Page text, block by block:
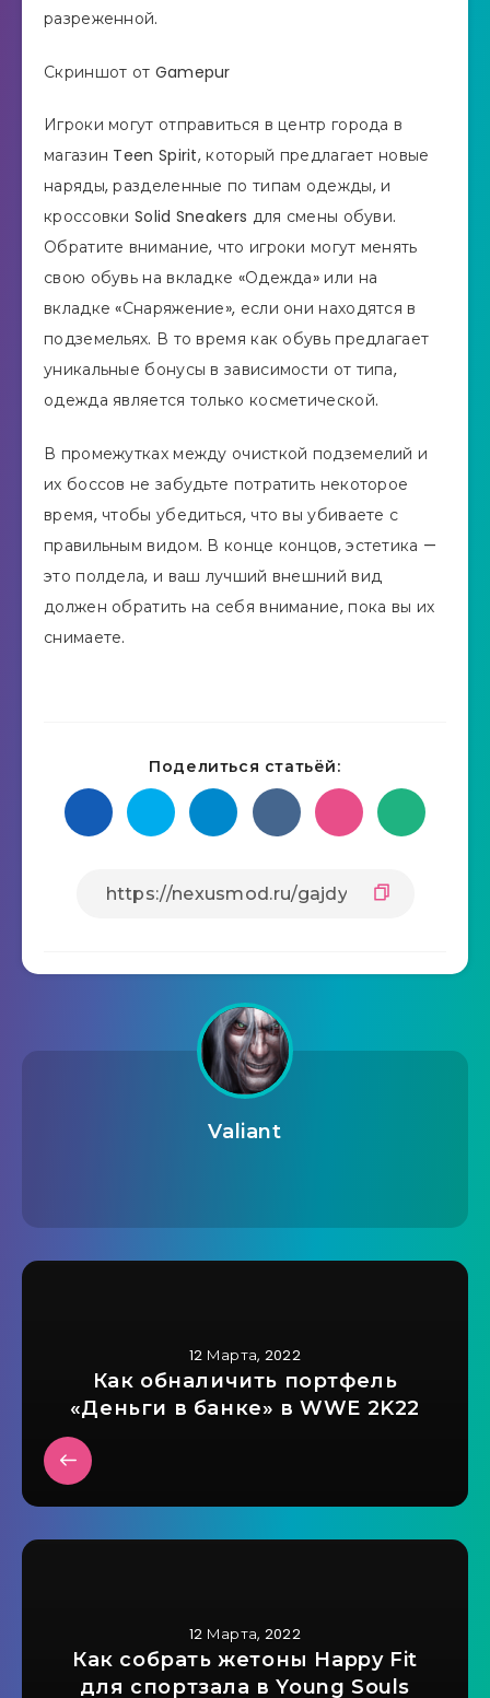
разреженной.
Скриншот от Gamepur
Игроки могут отправиться в центр города в
магазин Teen Spirit, который предлагает новые
наряды, разделенные по типам одежды, и
кроссовки Solid Sneakers для смены обуви.
Обратите внимание, что игроки могут менять
свою обувь на вкладке «Одежда» или на
вкладке «Снаряжение», если они находятся в
подземельях. В то время как обувь предлагает
уникальные бонусы в зависимости от типа,
одежда является только косметической.
В промежутках между очисткой подземелий и
их боссов не забудьте потратить некоторое
время, чтобы убедиться, что вы убиваете с
правильным видом. В конце концов, эстетика —
это полдела, и ваш лучший внешний вид
должен обратить на себя внимание, пока вы их
снимаете.
Поделиться статьёй:
Valiant
12 Марта, 2022
Как обналичить портфель
«Деньги в банке» в WWE 2K22
12 Марта, 2022
Как собрать жетоны Happy Fit
для спортзала в Young Souls